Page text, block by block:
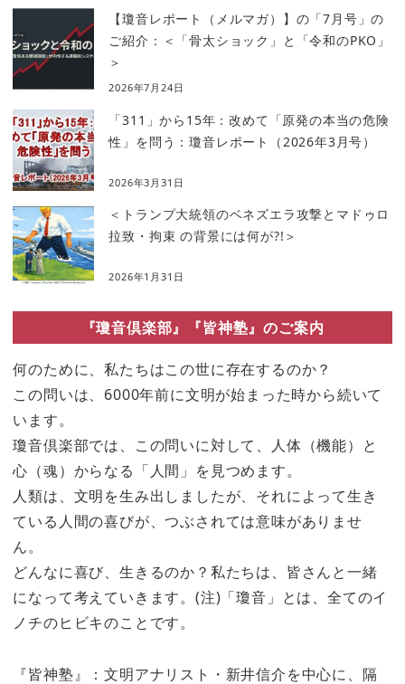
【瓊音レポート（メルマガ）】の「7月号」の
ご紹介：＜「骨太ショック」と「令和のPKO」
＞
2026年7月24日
「311」から15年：改めて「原発の本当の危険
性」を問う：瓊音レポート（2026年3月号）
2026年3月31日
＜トランプ大統領のベネズエラ攻撃とマドゥロ
拉致・拘束 の背景には何が?!＞
2026年1月31日
『瓊音倶楽部』『皆神塾』のご案内
何のために、私たちはこの世に存在するのか？
この問いは、6000年前に文明が始まった時から続いて
います。
瓊音倶楽部では、この問いに対して、人体（機能）と
心（魂）からなる「人間」を見つめます。
人類は、文明を生み出しましたが、それによって生き
ている人間の喜びが、つぶされては意味がありませ
ん。
どんなに喜び、生きるのか？私たちは、皆さんと一緒
になって考えていきます。(注)「瓊音」とは、全てのイ
ノチのヒビキのことです。
『皆神塾』：文明アナリスト・新井信介を中心に、隔